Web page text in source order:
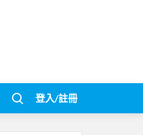
登入/註冊